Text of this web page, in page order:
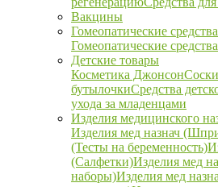
Вакцины
Гомеопатические средства
Гомеопатические
Детские товары
Косметика Джонсон
бутылочкиСредства
ухода за младенцами
Изделия медицинского
Изделия мед назнач
(Тесты на беременность)
(Салфетки)Изделия мед
наборы)Изделия мед